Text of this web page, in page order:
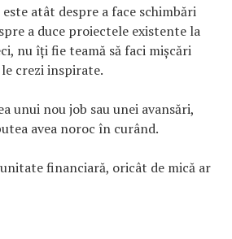
atât despre a face schimbări
a duce proiectele existente la
nu îți fie teamă să faci mișcări
crezi inspirate.
unui nou job sau unei avansări,
avea noroc în curând.
financiară, oricât de mică ar